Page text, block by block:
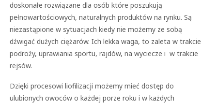
doskonałe rozwiązane dla osób które poszukują
pełnowartościowych, naturalnych produktów na rynku. Są
niezastąpione w sytuacjach kiedy nie możemy ze sobą
dźwigać dużych ciężarów. Ich lekka waga, to zaleta w trakcie
podroży, uprawiania sportu, rajdów, na wyciecze i w trakcie
rejsów.
Dzięki procesowi liofilizacji możemy mieć dostęp do
ulubionych owoców o każdej porze roku i w każdych